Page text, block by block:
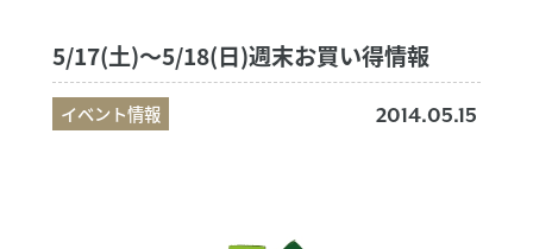
5/17(土)～5/18(日)週末お買い得情報
イベント情報 2014.05.15